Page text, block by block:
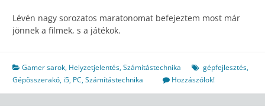
Lévén nagy sorozatos maratonomat befejeztem most már
jönnek a filmek, s a játékok.
Gamer sarok, Helyzetjelentés,Számítástechnika gépfejlesztés,
Gépösszerakó, i5, PC,Számítástechnika Hozzászólok!